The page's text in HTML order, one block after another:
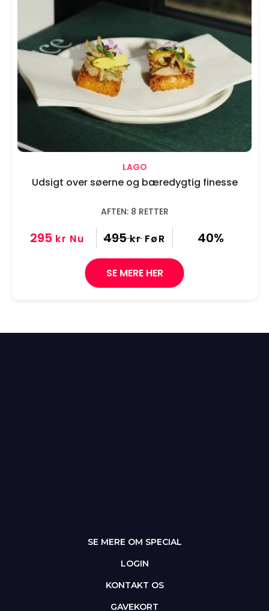
LAGO
Udsigt over søerne og bæredygtig finesse
AFTEN: 8 RETTER
295 kr Nu 495 kr FøR 40%
SE MERE HER
SE MERE OM SPECIAL
LOGIN
KONTAKT OS
GAVEKORT